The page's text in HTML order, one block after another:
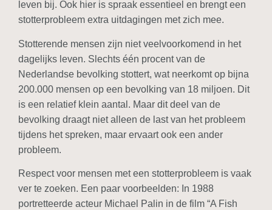
leven bij. Ook hier is spraak essentieel en brengt een
stotterprobleem extra uitdagingen met zich mee.
Stotterende mensen zijn niet veelvoorkomend in het
dagelijks leven. Slechts één procent van de
Nederlandse bevolking stottert, wat neerkomt op bijna
200.000 mensen op een bevolking van 18 miljoen. Dit
is een relatief klein aantal. Maar dit deel van de
bevolking draagt niet alleen de last van het probleem
tijdens het spreken, maar ervaart ook een ander
probleem.
Respect voor mensen met een stotterprobleem is vaak
ver te zoeken. Een paar voorbeelden: In 1988
portretteerde acteur Michael Palin in de film “A Fish